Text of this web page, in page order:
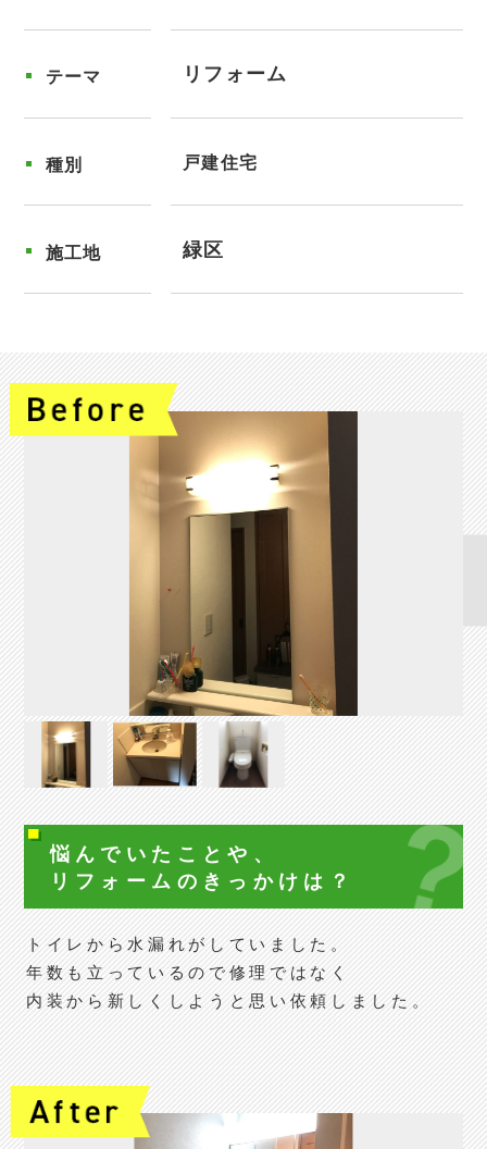
テーマ リフォーム
種別 戸建住宅
施工地 緑区
悩んでいたことや、
リフォームの きっかけは？
トイレから水漏れがしていました。
年数も立っているので修理ではなく
内装から新しくしようと思い依頼しました。